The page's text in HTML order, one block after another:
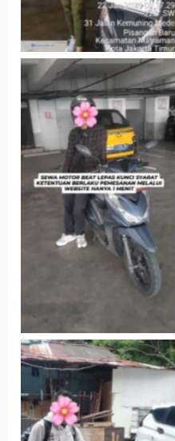
Cityplaza
Jatinegara Gedung
Parkir P6A